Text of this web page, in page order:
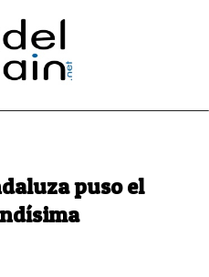
puso el